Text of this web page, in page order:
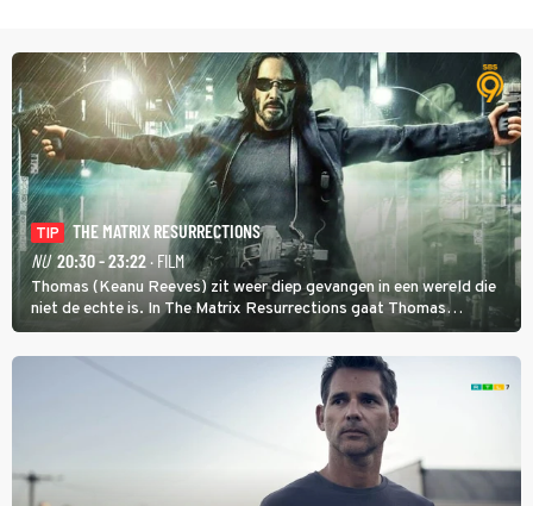
TIP
THE MATRIX RESURRECTIONS
NU 20:30 - 23:22 · FILM
Thomas (Keanu Reeves) zit weer diep gevangen in een wereld die
niet de echte is. In The Matrix Resurrections gaat Thomas
proberen uit deze schijnwereld te ontsnappen.